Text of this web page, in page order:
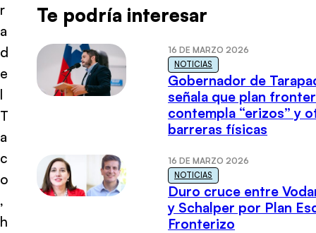
r
a
d
e
l
T
a
c
o
,
h
Te podría interesar
16 DE MARZO 2026
NOTICIAS
Gobernador de
señala que plan
contempla “erizos” y
barreras físicas
16 DE MARZO 2026
NOTICIAS
Duro cruce entre
y Schalper por Plan
Fronterizo